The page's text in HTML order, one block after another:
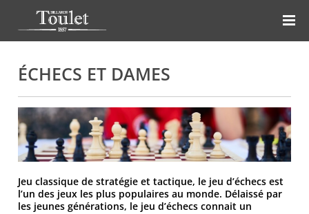
ÉCHECS ET DAMES
Jeu classique de stratégie et tactique, le jeu d’échecs est
l’un des jeux les plus populaires au monde. Délaissé par
les jeunes générations, le jeu d’échecs connait un